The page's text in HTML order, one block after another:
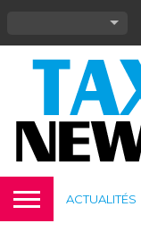
ACTUALITÉS